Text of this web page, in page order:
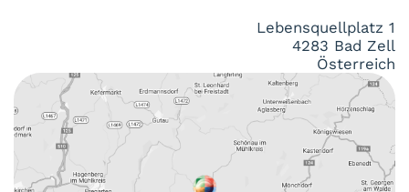
Lebensquellplatz 1
4283 Bad Zell
Österreich